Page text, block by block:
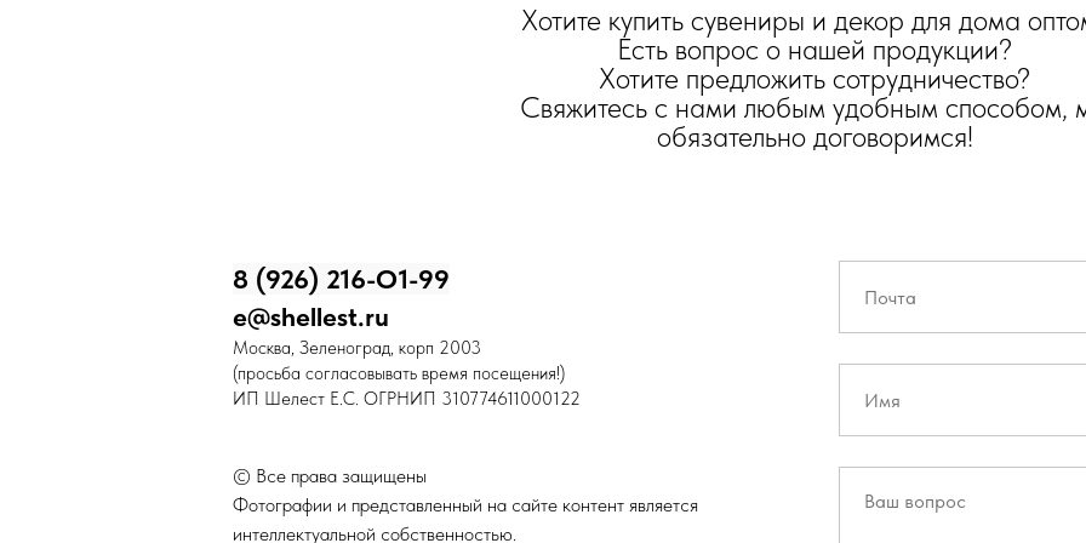
Хотите купить сувениры и декор для дома
Есть вопрос о нашей продукции?
Хотите предложить сотрудничество?
Свяжитесь с нами любым удобным способом,
обязательно договоримся!
8 (926) 216-О1-99
e@shellest.ru
Москва, Зеленоград, корп 2003
(просьба согласовывать время посещения!)
ИП Шелест Е.С. ОГРНИП 310774611000122
© Все права защищены
Фотографии и представленный на сайте контент является
интеллектуальной собственностью.